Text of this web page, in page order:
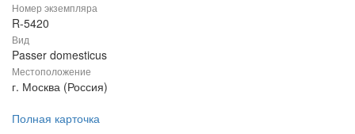
Номер экземпляра
R-5420
Вид
Passer domesticus
Местоположение
г. Москва (Россия)
Полная карточка